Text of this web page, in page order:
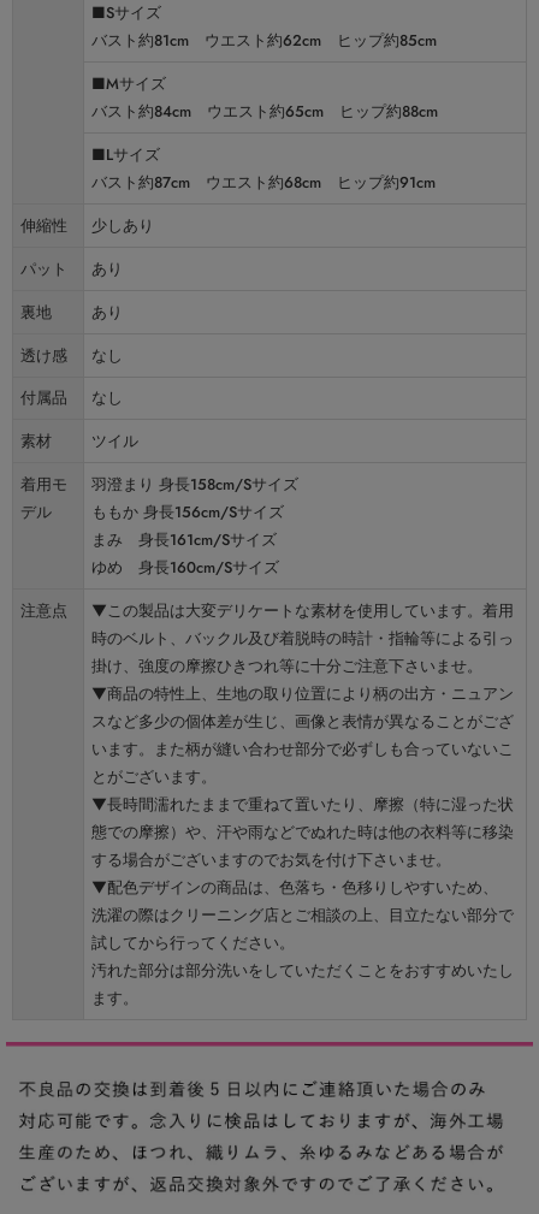
■Sサイズ
バスト約81cm ウエスト約62cm ヒップ約85cm
■Mサイズ
バスト約84cm ウエスト約65cm ヒップ約88cm
■Lサイズ
バスト約87cm ウエスト約68cm ヒップ約91cm
伸縮性
少しあり
パット
あり
裏地
あり
透け感
なし
付属品
なし
素材
ツイル
着用モ
デル
羽澄まり 身長158cm/Sサイズ
ももか 身長156cm/Sサイズ
まみ 身長161cm/Sサイズ
ゆめ 身長160cm/Sサイズ
注意点
▼この製品は大変デリケートな素材を使用しています。着用
時のベルト、バックル及び着脱時の時計・指輪等による引っ
掛け、強度の摩擦ひきつれ等に十分ご注意下さいませ。
▼商品の特性上、生地の取り位置により柄の出方・ニュアン
スなど多少の個体差が生じ、画像と表情が異なることがござ
います。また柄が縫い合わせ部分で必ずしも合っていないこ
とがございます。
▼長時間濡れたままで重ねて置いたり、摩擦（特に湿った状
態での摩擦）や、汗や雨などでぬれた時は他の衣料等に移染
する場合がございますのでお気を付け下さいませ。
▼配色デザインの商品は、色落ち・色移りしやすいため、
洗濯の際はクリーニング店とご相談の上、目立たない部分で
試してから行ってください。
汚れた部分は部分洗いをしていただくことをおすすめいたし
ます。